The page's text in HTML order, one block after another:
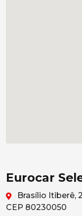
Eurocar
Brasílio Itiberê,
CEP 80230050